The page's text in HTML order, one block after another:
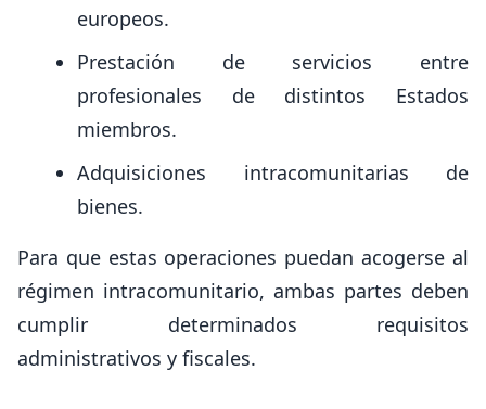
europeos.
Prestación de servicios entre
profesionales de distintos Estados
miembros.
Adquisiciones intracomunitarias de
bienes.
Para que estas operaciones puedan acogerse al
régimen intracomunitario, ambas partes deben
cumplir determinados requisitos
administrativos y fiscales.